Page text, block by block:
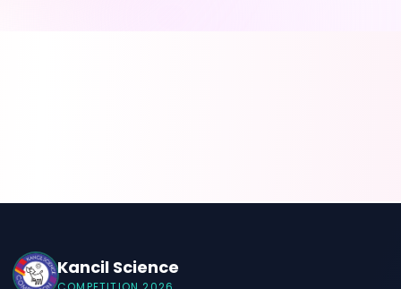
Kancil Science